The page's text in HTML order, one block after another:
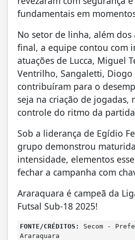
fundamentais em
No setor de linha, além
final, a equipe contou com
atuações de Lucca, Miguel
Ventrilho, Sangaletti, Diogo
contribuíram para o
seja na criação de jogadas,
controle do ritmo da
Sob a liderança de Egídio
grupo demonstrou
intensidade, elementos
fechar a campanha com
Araraquara é campeã da
Futsal Sub-18 2025!
FONTE/CRÉDITOS:
Secom -
Araraquara